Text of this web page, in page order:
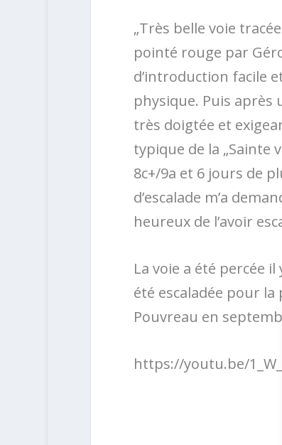
„Très belle voie
pointé rouge par
d’introduction facile
physique. Puis après
très doigtée et
typique de la „Sainte
8c+/9a et 6 jours de
d’escalade m’a
heureux de l’avoir
La voie a été percée
été escaladée pour
Pouvreau en
https://youtu.be/